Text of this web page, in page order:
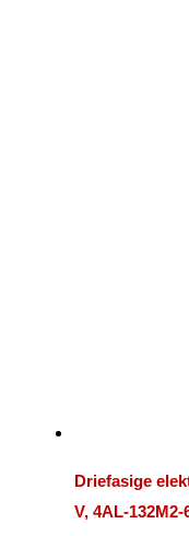
Driefasige
V, 4AL-132M2-